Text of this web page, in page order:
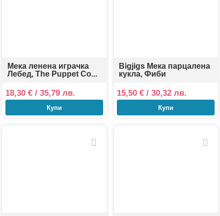
Мека ленена играчка
Лебед, The Puppet Co...
18,30 €/ 35,79 лв.
Купи
Bigjigs Мека парцалена
кукла, Фиби
15,50 €/ 30,32 лв.
Купи